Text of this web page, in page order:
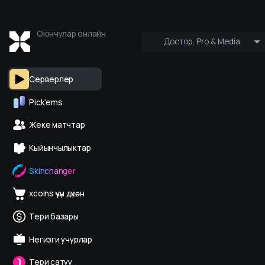
Оюнчулар онлайн
Достор, Pro & Media
Серверлер
Pick’ems
Жеке матчтар
Кыйынчылыктар
Skinchanger
xcoins үчүн дүкөн
Тери базары
Негизги учурлар
Тери сатуу